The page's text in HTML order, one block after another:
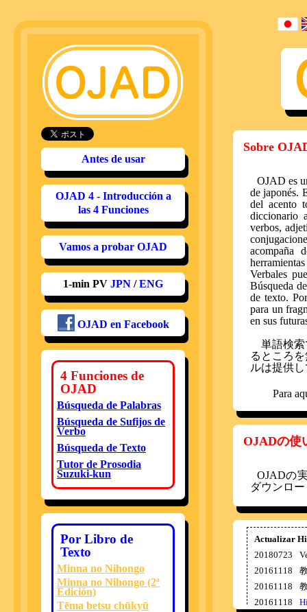
Antes de usar
OJAD 4 - Introducción a
las 4 Funciones
Vamos a probar OJAD
1-min PV JPN /ENG
OJAD en Facebook
4 Funciones de
OJAD
Búsqueda de Palabras
Búsqueda de Sufijos de
Verbo
Búsqueda de Texto
Tutor de Prosodia
Suzuki-kun
Por Libro de
Texto
Minna no Nihongo
Minna no Nihongo (2ª
Edición)
Tēma betsu chūkyū
Sobre
OJAD es
de japonés.
del acento
diccionario
verbos,
acompaña
Verbales
Búsqueda
de texto.
para un
en sus
単語検索
るところ
ルは提供
Para
OJADの使
OJADの
ダウンロ
Actualizar
20180723
20161118
20161118
20161118